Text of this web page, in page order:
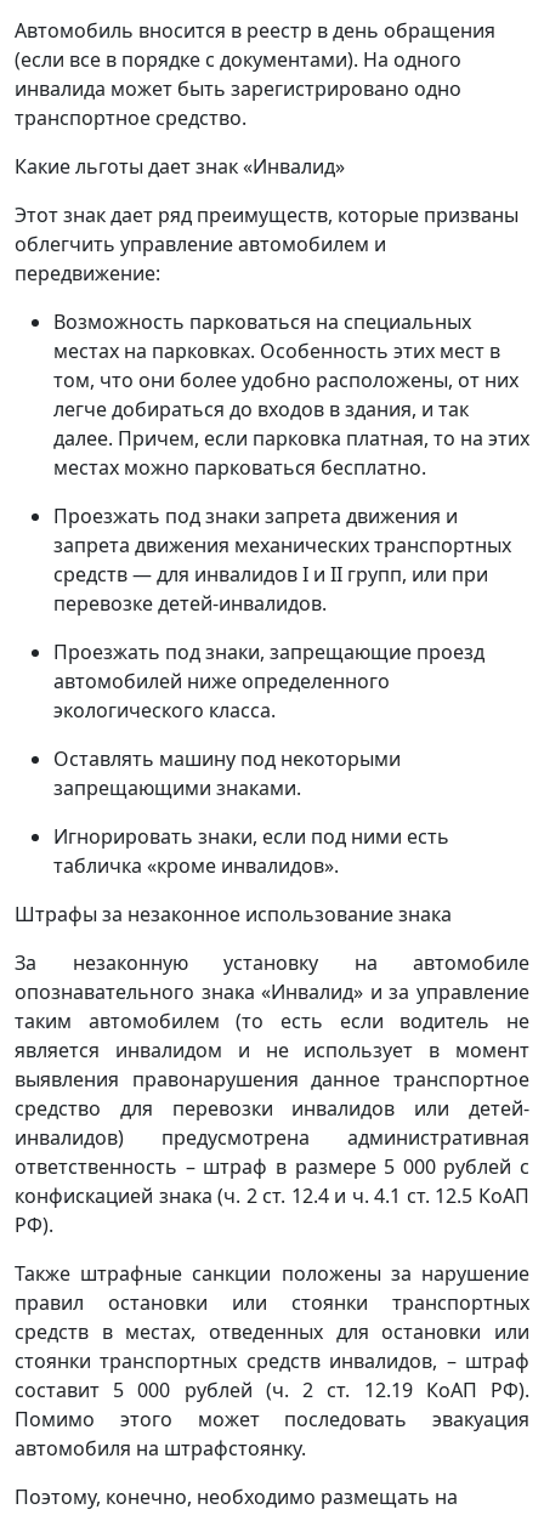
Автомобиль вносится в реестр в день обращения
(если все в порядке с документами). На одного
инвалида может быть зарегистрировано одно
транспортное средство.
Какие льготы дает знак «Инвалид»
Этот знак дает ряд преимуществ, которые призваны
облегчить управление автомобилем и
передвижение:
Возможность парковаться на специальных
местах на парковках. Особенность этих мест в
том, что они более удобно расположены, от них
легче добираться до входов в здания, и так
далее. Причем, если парковка платная, то на этих
местах можно парковаться бесплатно.
Проезжать под знаки запрета движения и
запрета движения механических транспортных
средств — для инвалидов I и II групп, или при
перевозке детей-инвалидов.
Проезжать под знаки, запрещающие проезд
автомобилей ниже определенного
экологического класса.
Оставлять машину под некоторыми
запрещающими знаками.
Игнорировать знаки, если под ними есть
табличка «кроме инвалидов».
Штрафы за незаконное использование знака
За незаконную установку на автомобиле
опознавательного знака «Инвалид» и за управление
таким автомобилем (то есть если водитель не
является инвалидом и не использует в момент
выявления правонарушения данное транспортное
средство для перевозки инвалидов или детей-
инвалидов) предусмотрена административная
ответственность – штраф в размере 5 000 рублей с
конфискацией знака (ч. 2 ст. 12.4 и ч. 4.1 ст. 12.5 КоАП
РФ).
Также штрафные санкции положены за нарушение
правил остановки или стоянки транспортных
средств в местах, отведенных для остановки или
стоянки транспортных средств инвалидов, – штраф
составит 5 000 рублей (ч. 2 ст. 12.19 КоАП РФ).
Помимо этого может последовать эвакуация
автомобиля на штрафстоянку.
Поэтому, конечно, необходимо размещать на